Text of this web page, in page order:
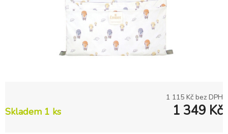
1 115 Kč bez DPH
Skladem 1 ks 1 349 Kč